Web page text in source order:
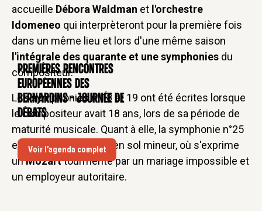
CONFÉRENCE
Premières rencontres
européennes des
Bernardins - Journée de
débats
Voir l'agenda complet
accueille Débora Waldman et l'orchestre
Idomeneo qui interprèteront pour la première fois
dans un même lieu et lors d'une même saison
l'intégrale des quarante et une symphonies du
compositeur.
Les symphonies n°18 et 19 ont été écrites lorsque
le compositeur avait 18 ans, lors de sa période de
maturité musicale. Quant à elle, la symphonie n°25
est la première écrite en sol mineur, où s'exprime
unMozarttourmenté par un mariage impossible et
un employeur autoritaire.